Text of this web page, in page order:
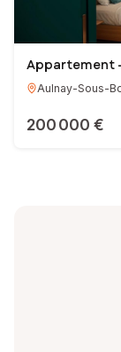
Appartement
Aulnay-Sous-
200 000 €